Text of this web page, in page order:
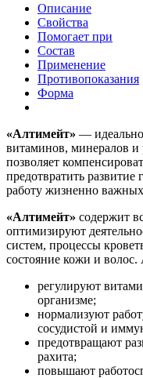
Описание
Свойства
Помогает при
Состав
Применение
Противопоказания
Форма
«Алтимейт» —
витаминов, минералов и
позволяет
предотвра­тить
работу жизненно
«Алтимейт» содержит
оптимизируют
систем, процессы
состоя­ние кожи и
регулируют
организме;
нормализуют
сосудистой и
предотвращают
рахита;
повышают